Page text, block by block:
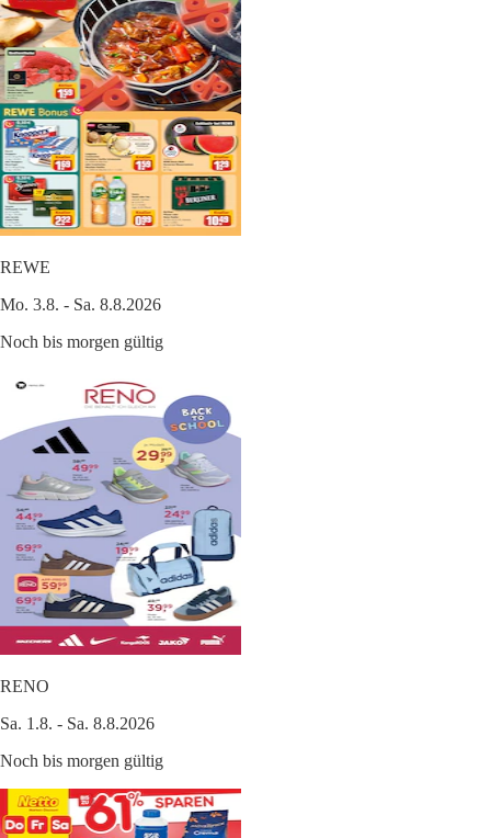
REWE
Mo. 3.8. - Sa. 8.8.2026
Noch bis morgen gültig
RENO
Sa. 1.8. - Sa. 8.8.2026
Noch bis morgen gültig